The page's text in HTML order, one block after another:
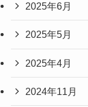
2025年6月
2025年5月
2025年4月
2024年11月